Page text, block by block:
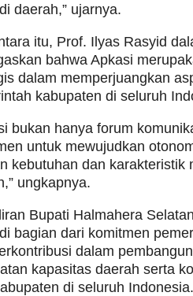
daerah,” ujarnya.
itu, Prof. Ilyas Rasyid
bahwa Apkasi
dalam memperjuangkan
kabupaten di seluruh
bukan hanya forum
untuk mewujudkan
kebutuhan dan karakteristik
ungkapnya.
Bupati Halmahera
bagian dari komitmen
dalam
kapasitas daerah serta
di seluruh